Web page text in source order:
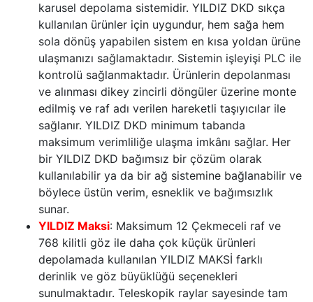
karusel depolama sistemidir. YILDIZ DKD sıkça
kullanılan ürünler için uygundur, hem sağa hem
sola dönüş yapabilen sistem en kısa yoldan ürüne
ulaşmanızı sağlamaktadır. Sistemin işleyişi PLC ile
kontrolü sağlanmaktadır. Ürünlerin depolanması
ve alınması dikey zincirli döngüler üzerine monte
edilmiş ve raf adı verilen hareketli taşıyıcılar ile
sağlanır. YILDIZ DKD minimum tabanda
maksimum verimliliğe ulaşma imkânı sağlar. Her
bir YILDIZ DKD bağımsız bir çözüm olarak
kullanılabilir ya da bir ağ sistemine bağlanabilir ve
böylece üstün verim, esneklik ve bağımsızlık
sunar.
YILDIZ Maksi: Maksimum 12 Çekmeceli raf ve
768 kilitli göz ile daha çok küçük ürünleri
depolamada kullanılan YILDIZ MAKSİ farklı
derinlik ve göz büyüklüğü seçenekleri
sunulmaktadır. Teleskopik raylar sayesinde tam